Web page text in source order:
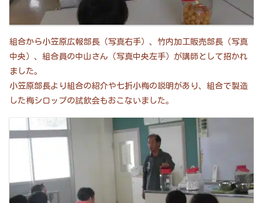
組合から小笠原広報部長（写真右手）、竹内加工販売部長（写真
中央）、組合員の中山さん（写真中央左手）が講師として招かれ
ました。
小笠原部長より組合の紹介や七折小梅の説明があり、組合で製造
した梅シロップの試飲会もおこないました。